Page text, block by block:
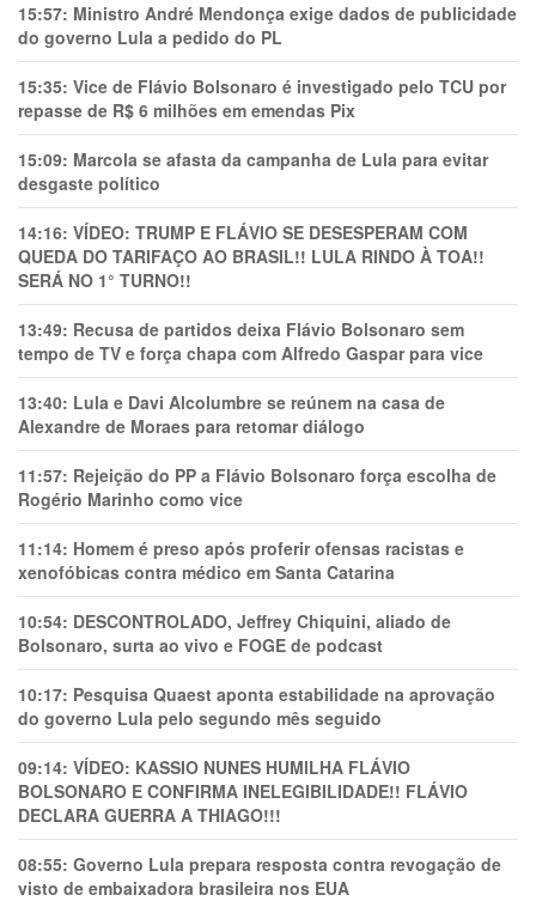
15:57: Ministro André Mendonça exige dados de publicidade
do governo Lula a pedido do PL
15:35: Vice de Flávio Bolsonaro é investigado pelo TCU por
repasse de R$ 6 milhões em emendas Pix
15:09: Marcola se afasta da campanha de Lula para evitar
desgaste político
14:16: VÍDEO: TRUMP E FLÁVIO SE DESESPERAM COM
QUEDA DO TARIFAÇO AO BRASIL!! LULA RINDO À TOA!!
SERÁ NO 1° TURNO!!
13:49: Recusa de partidos deixa Flávio Bolsonaro sem
tempo de TV e força chapa com Alfredo Gaspar para vice
13:40: Lula e Davi Alcolumbre se reúnem na casa de
Alexandre de Moraes para retomar diálogo
11:57: Rejeição do PP a Flávio Bolsonaro força escolha de
Rogério Marinho como vice
11:14: Homem é preso após proferir ofensas racistas e
xenofóbicas contra médico em Santa Catarina
10:54: DESCONTROLADO, Jeffrey Chiquini, aliado de
Bolsonaro, surta ao vivo e FOGE de podcast
10:17: Pesquisa Quaest aponta estabilidade na aprovação
do governo Lula pelo segundo mês seguido
09:14: VÍDEO: KASSIO NUNES HUMlLHA FLÁVIO
BOLSONARO E CONFIRMA INELEGIBILIDADE!! FLÁVIO
DECLARA GUERRA A THIAGO!!!
08:55: Governo Lula prepara resposta contra revogação de
visto de embaixadora brasileira nos EUA